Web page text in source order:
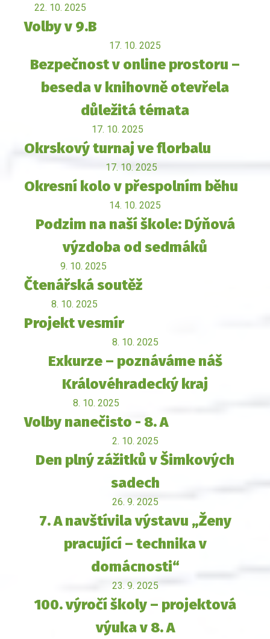
22. 10. 2025
Volby v 9.B
17. 10. 2025
Bezpečnost v online prostoru –
beseda v knihovně otevřela
důležitá témata
17. 10. 2025
Okrskový turnaj ve florbalu
17. 10. 2025
Okresní kolo v přespolním běhu
14. 10. 2025
Podzim na naší škole: Dýňová
výzdoba od sedmáků
9. 10. 2025
Čtenářská soutěž
8. 10. 2025
Projekt vesmír
8. 10. 2025
Exkurze – poznáváme náš
Královéhradecký kraj
8. 10. 2025
Volby nanečisto - 8. A
2. 10. 2025
Den plný zážitků v Šimkových
sadech
26. 9. 2025
7. A navštívila výstavu „Ženy
pracující – technika v
domácnosti“
23. 9. 2025
100. výročí školy – projektová
výuka v 8. A